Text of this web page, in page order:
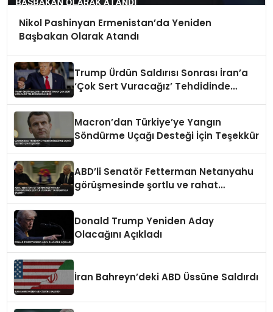
Nikol Pashinyan Ermenistan’da Yeniden
Başbakan Olarak Atandı
Trump Ürdün Saldırısı Sonrası İran’a
‘Çok Sert Vuracağız’ Tehdidinde
Macron’dan Türkiye’ye Yangın
Söndürme Uçağı Desteği İçin Teşekkür
ABD’li Senatör Fetterman Netanyahu
görüşmesinde şortlu ve rahat
Donald Trump Yeniden Aday
Olacağını Açıkladı
İran Bahreyn’deki ABD Üssüne Saldırdı